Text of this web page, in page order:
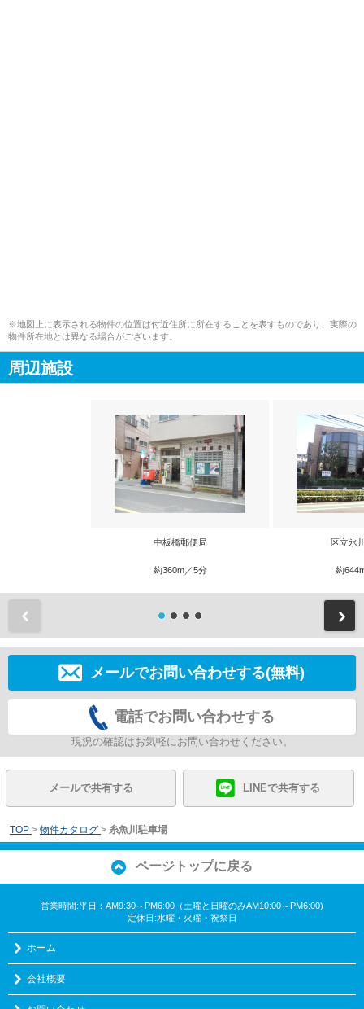
※地図上に表示される物件の位置は付近住所に所在することを表すものであり、実際の
物件所在地とは異なる場合がございます。
周辺施設
中板橋郵便局
約360m／5分
区立氷
約
メールでお問い合わせする(無料)
電話でお問い合わせする
現況の確認はお気軽にお問い合わせください。
メールで共有する LINEで共有する
TOP > 物件カタログ > 糸魚川駐車場
ページトップに戻る
営業時間:平日：AM9:30～PM6:00（土曜と日曜のみAM10:00～PM6:00)
定休日:水曜・火曜・祝祭日
ホーム
会社概要